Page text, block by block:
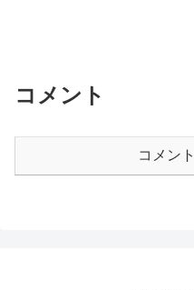
コメント
コメン